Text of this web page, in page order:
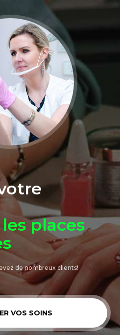
places
de nombreux clients!
VOS SOINS